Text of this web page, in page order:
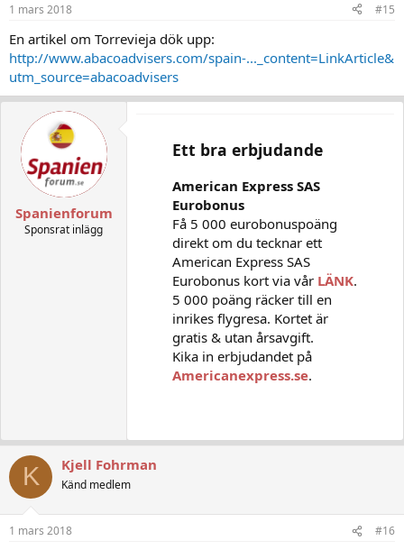
1 mars 2018 #15
En artikel om Torrevieja dök upp:
http://www.abacoadvisers.com/spain-..._content=LinkArticle&
utm_source=abacoadvisers
Spanienforum
Sponsrat inlägg
Ett bra erbjudande
American Express SAS
Eurobonus
Få 5 000 eurobonuspoäng
direkt om du tecknar ett
American Express SAS
Eurobonus kort via vår LÄNK.
5 000 poäng räcker till en
inrikes flygresa. Kortet är
gratis & utan årsavgift.
Kika in erbjudandet på
Americanexpress.se.
K Kjell Fohrman
Känd medlem
1 mars 2018 #16